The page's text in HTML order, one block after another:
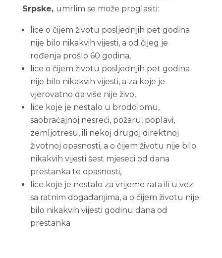
Srpske, umrlim se može proglasiti:
lice o čijem životu posljednjih pet godina
nije bilo nikakvih vijesti, a od čijeg je
rođenja prošlo 60 godina,
lice o čijem životu posljednjih pet godina
nije bilo nikakvih vijesti, a za koje je
vjerovatno da više nije živo,
lice koje je nestalo u brodolomu,
saobraćajnoj nesreći, požaru, poplavi,
zemljotresu, ili nekoj drugoj direktnoj
životnoj opasnosti, a o čijem životu nije bilo
nikakvih vijesti šest mjeseci od dana
prestanka te opasnosti,
lice koje je nestalo za vrijeme rata ili u vezi
sa ratnim događanjima, a o čijem životu nije
bilo nikakvih vijesti godinu dana od
prestanka